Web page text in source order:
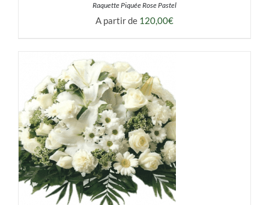
Raquette Piquée Rose Pastel
A partir de 120,00€